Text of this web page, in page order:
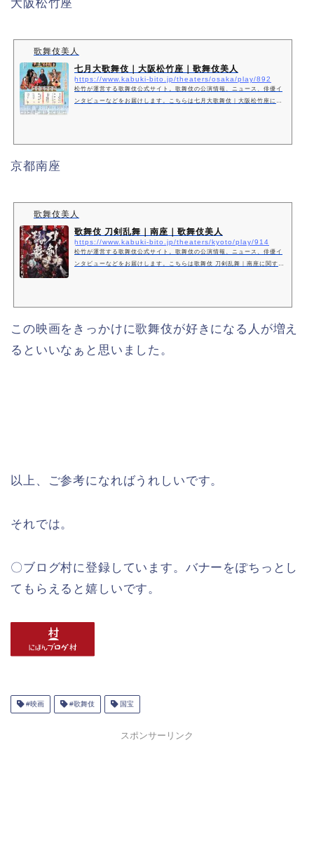
大阪松竹座
歌舞伎美人
七月大歌舞伎｜大阪松竹座｜歌舞伎美人
https://www.kabuki-bito.jp/theaters/osaka/play/892
松竹が運営する歌舞伎公式サイト。歌舞伎の公演情報、ニュース、俳優イ
ンタビューなどをお届けします。こちらは七月大歌舞伎｜大阪松竹座に関
京都南座
歌舞伎美人
歌舞伎 刀剣乱舞｜南座｜歌舞伎美人
https://www.kabuki-bito.jp/theaters/kyoto/play/914
松竹が運営する歌舞伎公式サイト。歌舞伎の公演情報、ニュース、俳優イ
ンタビューなどをお届けします。こちらは歌舞伎 刀剣乱舞｜南座に関する
この映画をきっかけに歌舞伎が好きになる人が増え
るといいなぁと思いました。
以上、ご参考になればうれしいです。
それでは。
〇ブログ村に登録しています。バナーをぽちっとし
てもらえると嬉しいです。
#映画 #歌舞伎 国宝
スポンサーリンク